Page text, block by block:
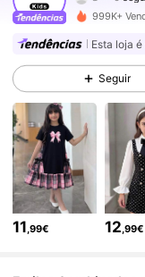
4,85
179K
4,85
4,85
179K
999K+
Esta loja
Seguir
11 ,99€ 12 ,99€